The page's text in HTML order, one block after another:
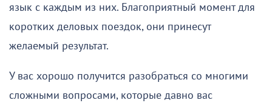
язык с каждым из них. Благоприятный момент для
коротких деловых поездок, они принесут
желаемый результат.
У вас хорошо получится разобраться со многими
сложными вопросами, которые давно вас